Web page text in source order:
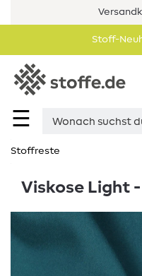
Stoff-
☰
Stoffreste
Viskose Light